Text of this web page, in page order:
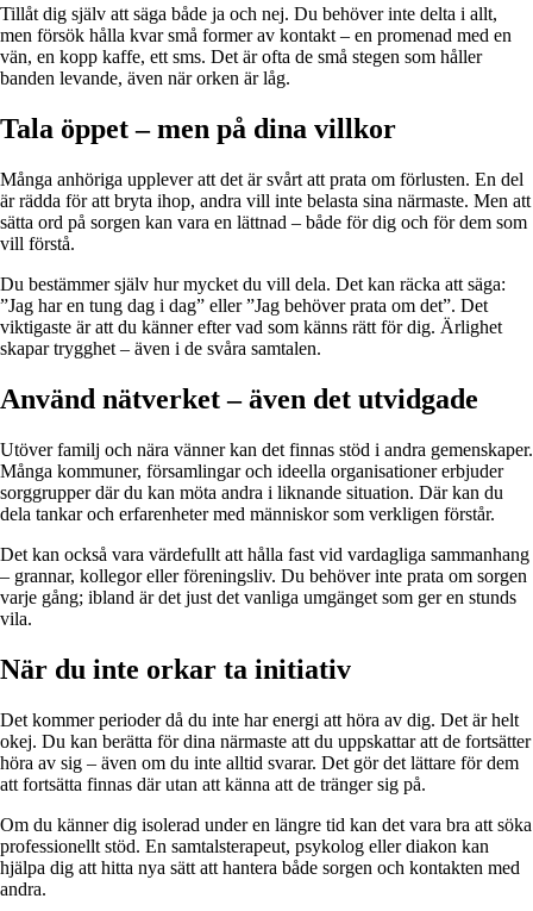
Tillåt dig själv att säga både ja och nej. Du behöver inte delta i allt,
men försök hålla kvar små former av kontakt – en promenad med en
vän, en kopp kaffe, ett sms. Det är ofta de små stegen som håller
banden levande, även när orken är låg.
Tala öppet – men på dina villkor
Många anhöriga upplever att det är svårt att prata om förlusten. En del
är rädda för att bryta ihop, andra vill inte belasta sina närmaste. Men att
sätta ord på sorgen kan vara en lättnad – både för dig och för dem som
vill förstå.
Du bestämmer själv hur mycket du vill dela. Det kan räcka att säga:
”Jag har en tung dag i dag” eller ”Jag behöver prata om det”. Det
viktigaste är att du känner efter vad som känns rätt för dig. Ärlighet
skapar trygghet – även i de svåra samtalen.
Använd nätverket – även det utvidgade
Utöver familj och nära vänner kan det finnas stöd i andra gemenskaper.
Många kommuner, församlingar och ideella organisationer erbjuder
sorggrupper där du kan möta andra i liknande situation. Där kan du
dela tankar och erfarenheter med människor som verkligen förstår.
Det kan också vara värdefullt att hålla fast vid vardagliga sammanhang
– grannar, kollegor eller föreningsliv. Du behöver inte prata om sorgen
varje gång; ibland är det just det vanliga umgänget som ger en stunds
vila.
När du inte orkar ta initiativ
Det kommer perioder då du inte har energi att höra av dig. Det är helt
okej. Du kan berätta för dina närmaste att du uppskattar att de fortsätter
höra av sig – även om du inte alltid svarar. Det gör det lättare för dem
att fortsätta finnas där utan att känna att de tränger sig på.
Om du känner dig isolerad under en längre tid kan det vara bra att söka
professionellt stöd. En samtalsterapeut, psykolog eller diakon kan
hjälpa dig att hitta nya sätt att hantera både sorgen och kontakten med
andra.